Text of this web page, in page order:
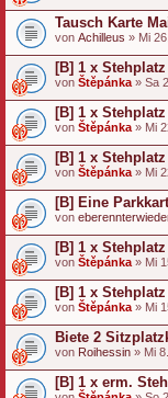
Tausch Karte
von Achilleus » Mi
[B] 1 x
von Štěpánka » Sa
[B] 1 x
von Štěpánka » Mi
[B] 1 x
von Štěpánka » Mi
[B] Eine
von
[B] 1 x
von Štěpánka » Mi
[B] 1 x
von Štěpánka » Mi
Biete 2
von Roihessin » Mi
[B] 1 x erm.